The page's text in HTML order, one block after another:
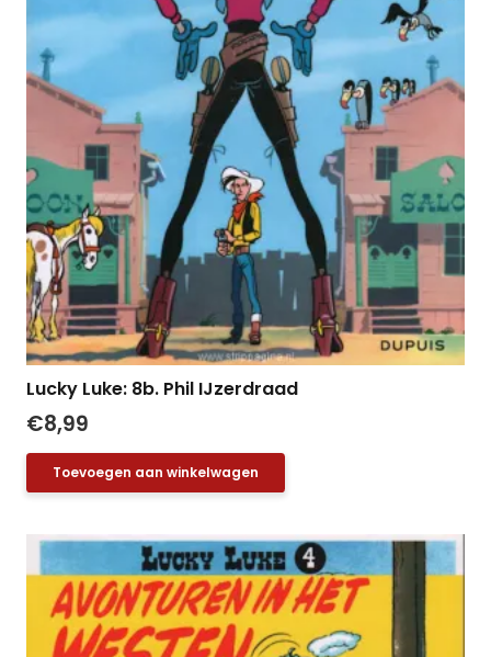
Lucky Luke: 8b. Phil IJzerdraad
€8,99
Toevoegen aan winkelwagen